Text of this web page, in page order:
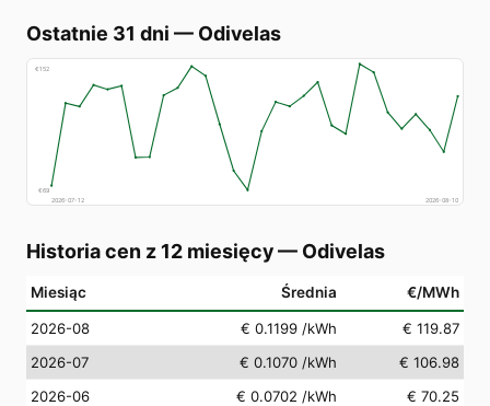
Ostatnie 31 dni — Odivelas
€152
€69
2026-07-12
2026-08-10
Historia cen z 12 miesięcy— Odivelas
Miesiąc Średnia €/MWh
2026-08 € 0.1199 /kWh
€ 119.87
2026-07
€ 0.1070 /kWh
€ 106.98
2026-06
€ 0.0702 /kWh
€ 70.25